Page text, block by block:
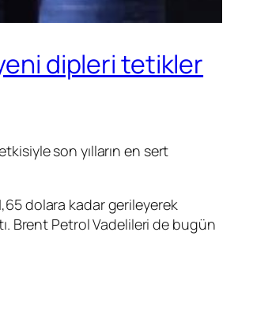
dipleri tetikler
son yılların en sert
dolara kadar gerileyerek
Brent Petrol Vadelileri de bugün